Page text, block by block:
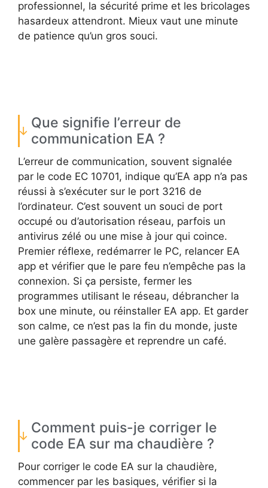
professionnel, la sécurité prime et les bricolages
hasardeux attendront. Mieux vaut une minute
de patience qu’un gros souci.
Que signifie l’erreur de
communication EA ?
L’erreur de communication, souvent signalée
par le code EC 10701, indique qu’EA app n’a pas
réussi à s’exécuter sur le port 3216 de
l’ordinateur. C’est souvent un souci de port
occupé ou d’autorisation réseau, parfois un
antivirus zélé ou une mise à jour qui coince.
Premier réflexe, redémarrer le PC, relancer EA
app et vérifier que le pare feu n’empêche pas la
connexion. Si ça persiste, fermer les
programmes utilisant le réseau, débrancher la
box une minute, ou réinstaller EA app. Et garder
son calme, ce n’est pas la fin du monde, juste
une galère passagère et reprendre un café.
Comment puis-je corriger le
code EA sur ma chaudière ?
Pour corriger le code EA sur la chaudière,
commencer par les basiques, vérifier si la